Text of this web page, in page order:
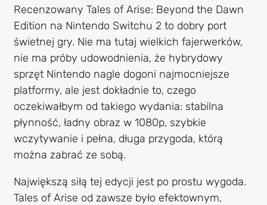
Recenzowany Tales of Arise: Beyond the Dawn
Edition na Nintendo Switchu 2 to dobry port
świetnej gry. Nie ma tutaj wielkich fajerwerków,
nie ma próby udowodnienia, że hybrydowy
sprzęt Nintendo nagle dogoni najmocniejsze
platformy, ale jest dokładnie to, czego
oczekiwałbym od takiego wydania: stabilna
płynność, ładny obraz w 1080p, szybkie
wczytywanie i pełna, długa przygoda, którą
można zabrać ze sobą.
Największą siłą tej edycji jest po prostu wygoda.
Tales of Arise od zawsze było efektownym,